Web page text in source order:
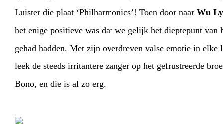
Luister die plaat ‘Philharmonics’! Toen door naar Wu
het enige positieve was dat we gelijk het dieptepunt van het festival al
gehad hadden. Met zijn overdreven valse emotie in elke lettergreep
leek de steeds irritantere zanger op het gefrustreerde broertje van
Bono, en die is al zo erg.